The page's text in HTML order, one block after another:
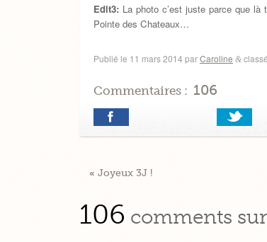
Edit3: La photo c’est juste parce que
Pointe des Chateaux…
Publié le 11 mars 2014 parCaroline &
Commentaires : 106
«Joyeux 3J !
106 comments sur